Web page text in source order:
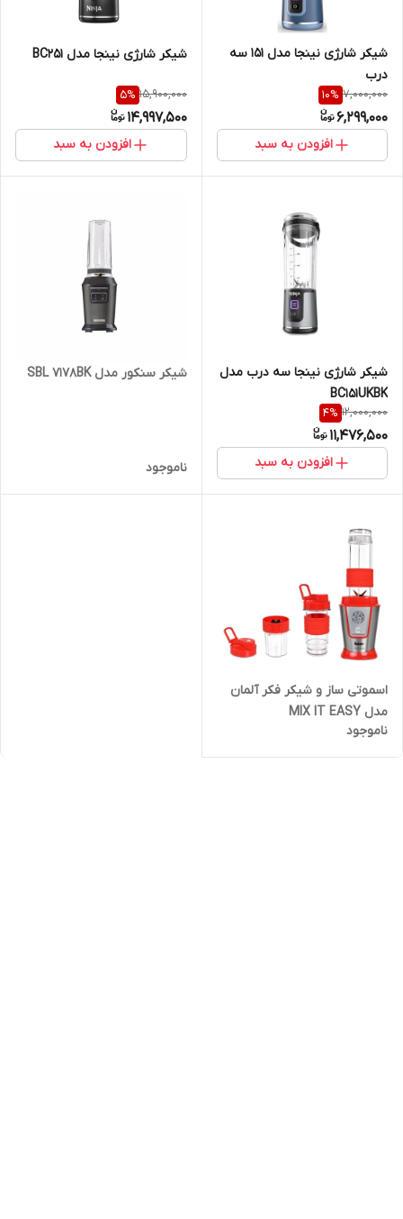
شیکر شارژی نینجا مدل 151 سه
درب
7,000,000
10%
6,299,000
افزودن به سبد
شیکر شارژی نینجا مدل BC251
15,900,000
5%
14,997,500
افزودن به سبد
شیکر شارژی نینجا سه درب مدل
BC151UKBK
12,000,000
4%
11,476,500
افزودن به سبد
شیکر سنکور مدل SBL 7178BK
ناموجود
اسموتی ساز و شیکر فکر آلمان
مدل MIX IT EASY
ناموجود